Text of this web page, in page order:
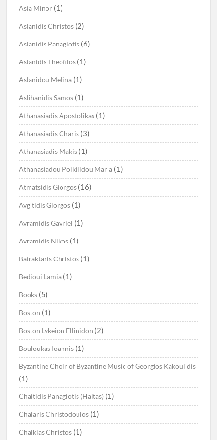
Asia Minor (1)
Aslanidis Christos (2)
Aslanidis Panagiotis (6)
Aslanidis Theofilos (1)
Aslanidou Melina (1)
Aslihanidis Samos (1)
Athanasiadis Apostolikas (1)
Athanasiadis Charis (3)
Athanasiadis Makis (1)
Athanasiadou Poikilidou Maria (1)
Atmatsidis Giorgos (16)
Avgitidis Giorgos (1)
Avramidis Gavriel (1)
Avramidis Nikos (1)
Bairaktaris Christos (1)
Bedioui Lamia (1)
Books (5)
Boston (1)
Boston Lykeion Ellinidon (2)
Bouloukas Ioannis (1)
Byzantine Choir of Byzantine Music of Georgios Kakoulidis
(1)
Chaitidis Panagiotis (Haitas) (1)
Chalaris Christodoulos (1)
Chalkias Christos (1)